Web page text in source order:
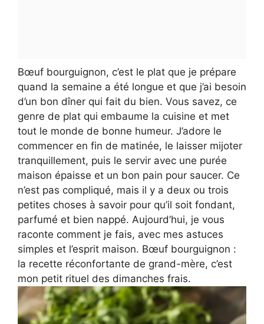
Bœuf bourguignon, c’est le plat que je prépare
quand la semaine a été longue et que j’ai besoin
d’un bon dîner qui fait du bien. Vous savez, ce
genre de plat qui embaume la cuisine et met
tout le monde de bonne humeur. J’adore le
commencer en fin de matinée, le laisser mijoter
tranquillement, puis le servir avec une purée
maison épaisse et un bon pain pour saucer. Ce
n’est pas compliqué, mais il y a deux ou trois
petites choses à savoir pour qu’il soit fondant,
parfumé et bien nappé. Aujourd’hui, je vous
raconte comment je fais, avec mes astuces
simples et l’esprit maison. Bœuf bourguignon :
la recette réconfortante de grand-mère, c’est
mon petit rituel des dimanches frais.